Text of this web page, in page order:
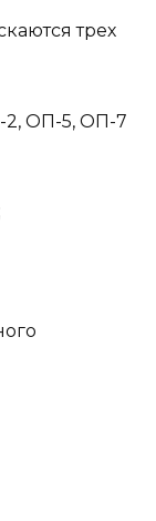
трех
ОП-5, ОП-7